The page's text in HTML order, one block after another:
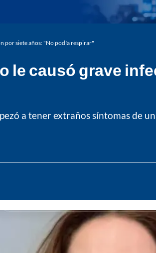
por siete años: "No podía respirar"
le causó grave
a tener extraños síntomas de